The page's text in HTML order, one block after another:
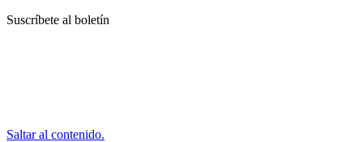
Suscríbete al boletín
Saltar al contenido.